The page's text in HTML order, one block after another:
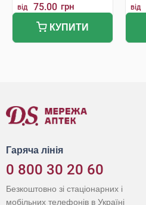
від 75.00 грн
КУПИТИ
від
Гаряча лінія
0 800 30 20 60
Безкоштовно зі стаціонарних і
мобільних телефонів в Україні